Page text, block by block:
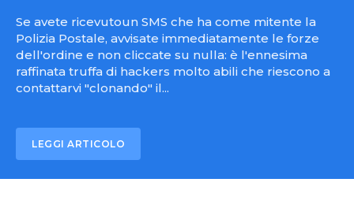
Se avete ricevutoun SMS che ha come mitente la
Polizia Postale, avvisate immediatamente le forze
dell'ordine e non cliccate su nulla: è l'ennesima
raffinata truffa di hackers molto abili che riescono a
contattarvi "clonando" il...
LEGGI ARTICOLO